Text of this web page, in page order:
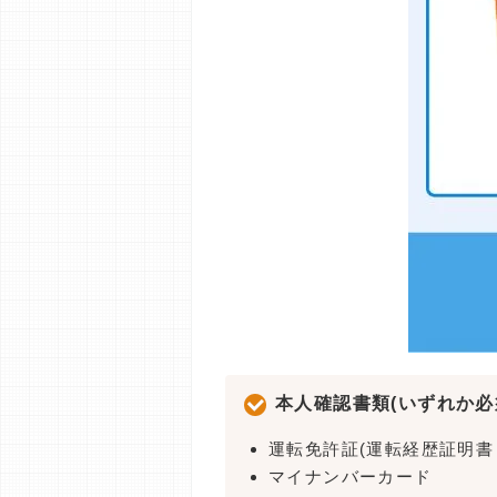
本人確認書類(いずれか
運転免許証(運転経歴証明書
マイナンバーカード